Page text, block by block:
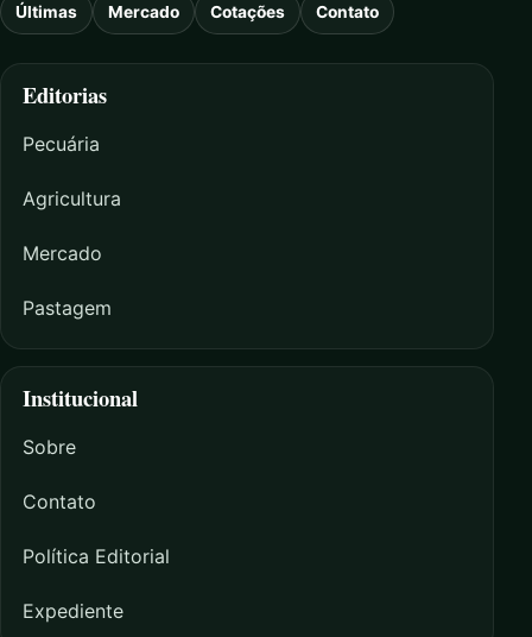
Últimas Mercado Cotações Contato
Editorias
Pecuária
Agricultura
Mercado
Pastagem
Institucional
Sobre
Contato
Política Editorial
Expediente